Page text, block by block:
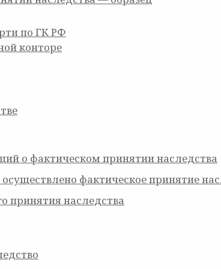
по ГК РФ
конторе
о фактическом принятии наследства
фактическое принятие
принятия наследства